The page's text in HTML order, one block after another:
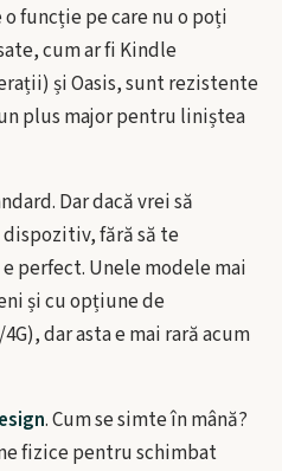
funcție pe care nu o poți
cum ar fi Kindle
și Oasis, sunt rezistente
plus major pentru liniștea
Dar dacă vrei să
fără să te
perfect. Unele modele mai
și cu opțiune de
dar asta e mai rară acum
. Cum se simte în mână?
fizice pentru schimbat